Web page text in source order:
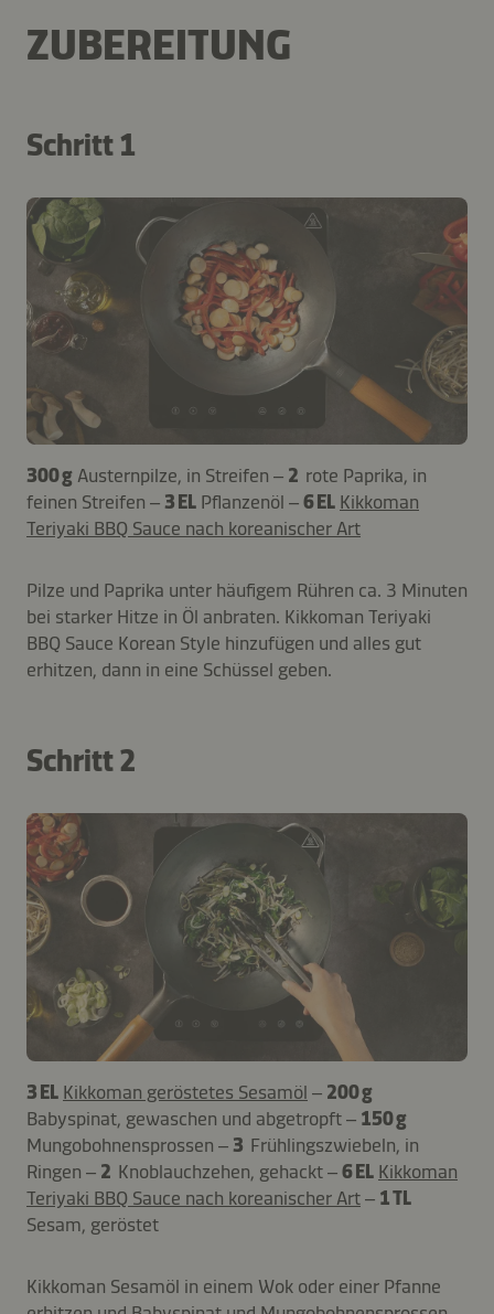
ZUBEREITUNG
Schritt 1
300 g Austernpilze, in Streifen – 2 rote Paprika, in
feinen Streifen – 3 EL Pflanzenöl –6 EL Kikkoman
Teriyaki BBQ Sauce nach koreanischer Art
Pilze und Paprika unter häufigem Rühren ca. 3 Minuten
bei starker Hitze in Öl anbraten. Kikkoman Teriyaki
BBQ Sauce Korean Style hinzufügen und alles gut
erhitzen, dann in eine Schüssel geben.
Schritt 2
3 EL Kikkoman geröstetes Sesamöl – 200 g
Babyspinat, gewaschen und abgetropft – 150 g
Mungobohnensprossen – 3 Frühlingszwiebeln, in
Ringen – 2 Knoblauchzehen, gehackt –6 EL Kikkoman
Teriyaki BBQ Sauce nach koreanischer Art– 1 TL
Sesam, geröstet
Kikkoman Sesamöl in einem Wok oder einer Pfanne